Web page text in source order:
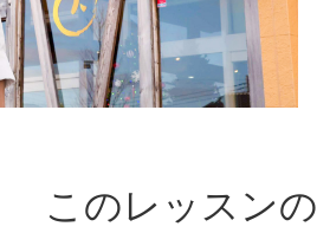
このレッスンの